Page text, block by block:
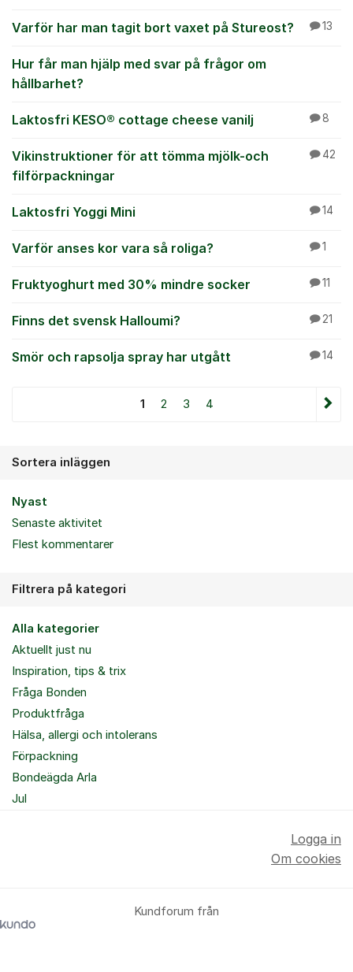
Varför har man tagit bort vaxet på Stureost? 13
Hur får man hjälp med svar på frågor om
hållbarhet?
Laktosfri KESO® cottage cheese vanilj 8
Vikinstruktioner för att tömma mjölk-och
filförpackningar
42
Laktosfri Yoggi Mini 14
Varför anses kor vara så roliga? 1
Fruktyoghurt med 30% mindre socker 11
Finns det svensk Halloumi? 21
Smör och rapsolja spray har utgått 14
1 2 3 4
Sortera inläggen
Nyast
Senaste aktivitet
Flest kommentarer
Filtrera på kategori
Alla kategorier
Aktuellt just nu
Inspiration, tips & trix
Fråga Bonden
Produktfråga
Hälsa, allergi och intolerans
Förpackning
Bondeägda Arla
Jul
Kundforum från
Logga in
Om cookies